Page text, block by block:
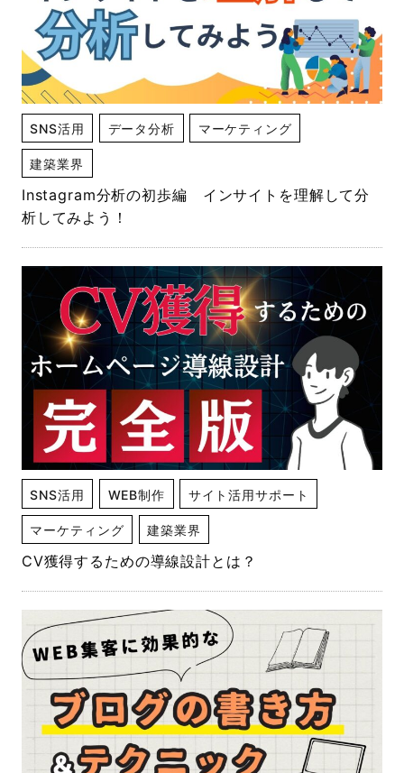
SNS活用 データ分析 マーケティング
建築業界
Instagram分析の初歩編 インサイトを理解して分
析してみよう！
SNS活用 WEB制作 サイト活用サポート
マーケティング 建築業界
CV獲得するための導線設計とは？